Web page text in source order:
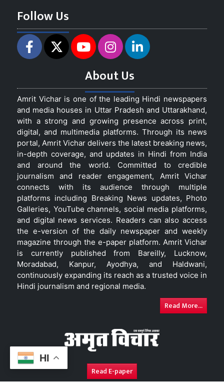
HI
Follow Us
About Us
Amrit Vichar is one of the leading Hindi newspapers
and media houses in Uttar Pradesh and Uttarakhand,
with a strong and growing presence across print,
digital, and multimedia platforms. Through its news
portal, Amrit Vichar delivers the latest breaking news,
in-depth coverage, and updates in Hindi from India
and around the world. Committed to credible
journalism and reader engagement, Amrit Vichar
connects with its audience through multiple
platforms including Breaking News updates, Photo
Galleries, YouTube channels, social media platforms,
and digital news services. Readers can also access
the e-version of the daily newspaper and weekly
magazine through the e-paper platform. Amrit Vichar
is currently published from Bareilly, Lucknow,
Moradabad, Kanpur, Ayodhya, and Haldwani,
continuously expanding its reach as a trusted voice in
Hindi journalism and regional media.
Read More...
Read E-paper